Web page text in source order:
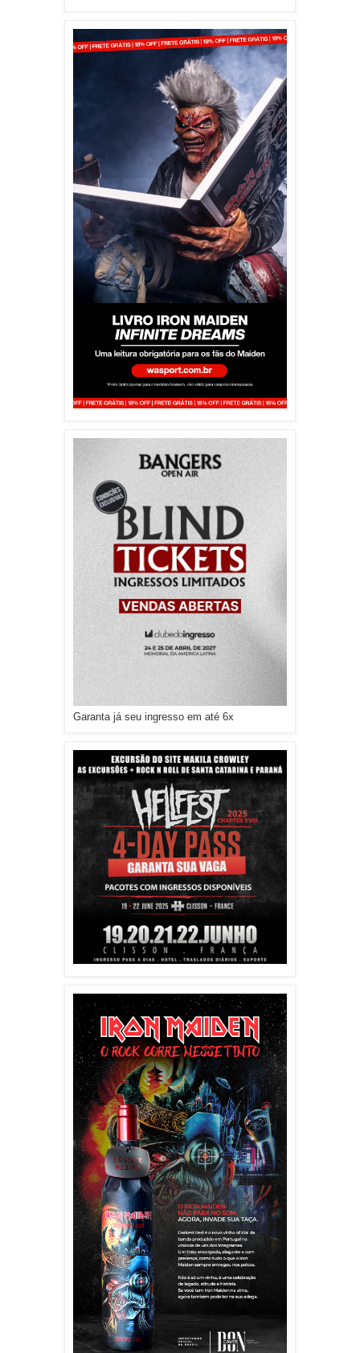
Garanta já seu ingresso em até 6x